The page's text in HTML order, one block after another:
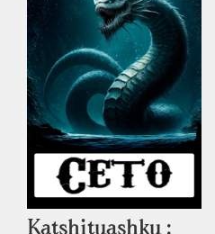
Katshituashku :